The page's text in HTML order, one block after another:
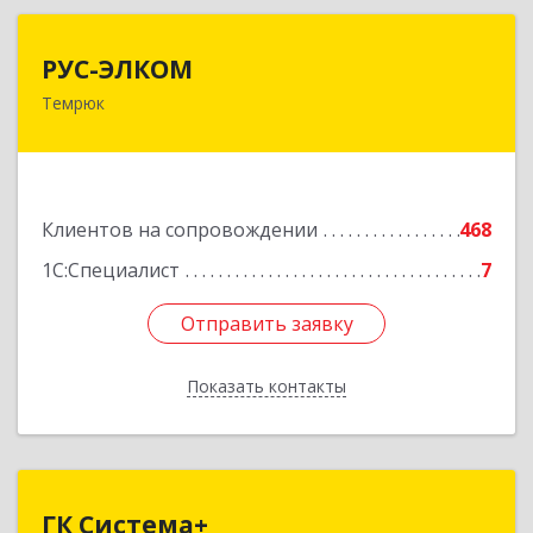
РУС-ЭЛКОМ
Темрюк
Клиентов на сопровождении
468
1С:Специалист
7
Отправить заявку
Показать контакты
353500, Краснодарский край, Темрюкский р-н,
Отправить заявку
Назад
ГК Система+